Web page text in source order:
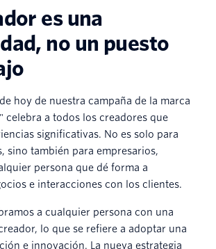
es una
no un puesto
hoy de nuestra campaña de la marca
celebra a todos los creadores que
significativas. No es solo para
sino también para empresarios,
persona que dé forma a
e interacciones con los clientes.
a cualquier persona con una
lo que se refiere a adoptar una
e innovación. La nueva estrategia